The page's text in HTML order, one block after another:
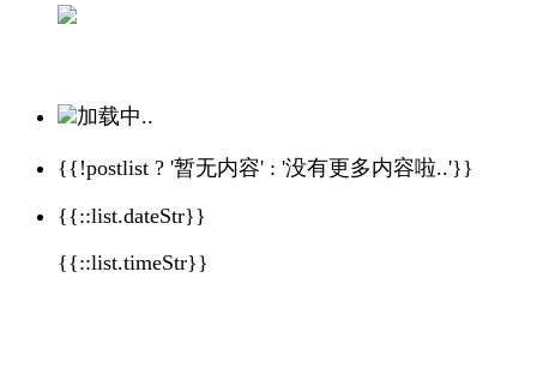
加载中..
{{!postlist ? '暂无内容' : '没有更多内容啦..'}}
{{::list.dateStr}}
{{::list.timeStr}}